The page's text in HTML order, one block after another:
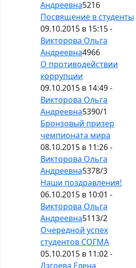
Андреевна5216
Посвящение в студенты
09.10.2015 в 15:15 -
Викторова Ольга
Андреевна4966
О противодействии
коррупции
09.10.2015 в 14:49 -
Викторова Ольга
Андреевна5390/1
Бронзовый призер
чемпионата мира
08.10.2015 в 11:26 -
Викторова Ольга
Андреевна5378/3
Наши поздравления!
06.10.2015 в 10:01 -
Викторова Ольга
Андреевна5113/2
Очередной успех
студентов СОГМА
05.10.2015 в 11:02 -
Дзгоева Елена